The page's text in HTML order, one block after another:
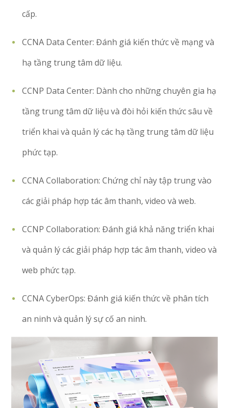
cấp.
CCNA Data Center: Đánh giá kiến thức về mạng và
hạ tầng trung tâm dữ liệu.
CCNP Data Center: Dành cho những chuyên gia hạ
tầng trung tâm dữ liệu và đòi hỏi kiến thức sâu về
triển khai và quản lý các hạ tầng trung tâm dữ liệu
phức tạp.
CCNA Collaboration: Chứng chỉ này tập trung vào
các giải pháp hợp tác âm thanh, video và web.
CCNP Collaboration: Đánh giá khả năng triển khai
và quản lý các giải pháp hợp tác âm thanh, video và
web phức tạp.
CCNA CyberOps: Đánh giá kiến thức về phân tích
an ninh và quản lý sự cố an ninh.